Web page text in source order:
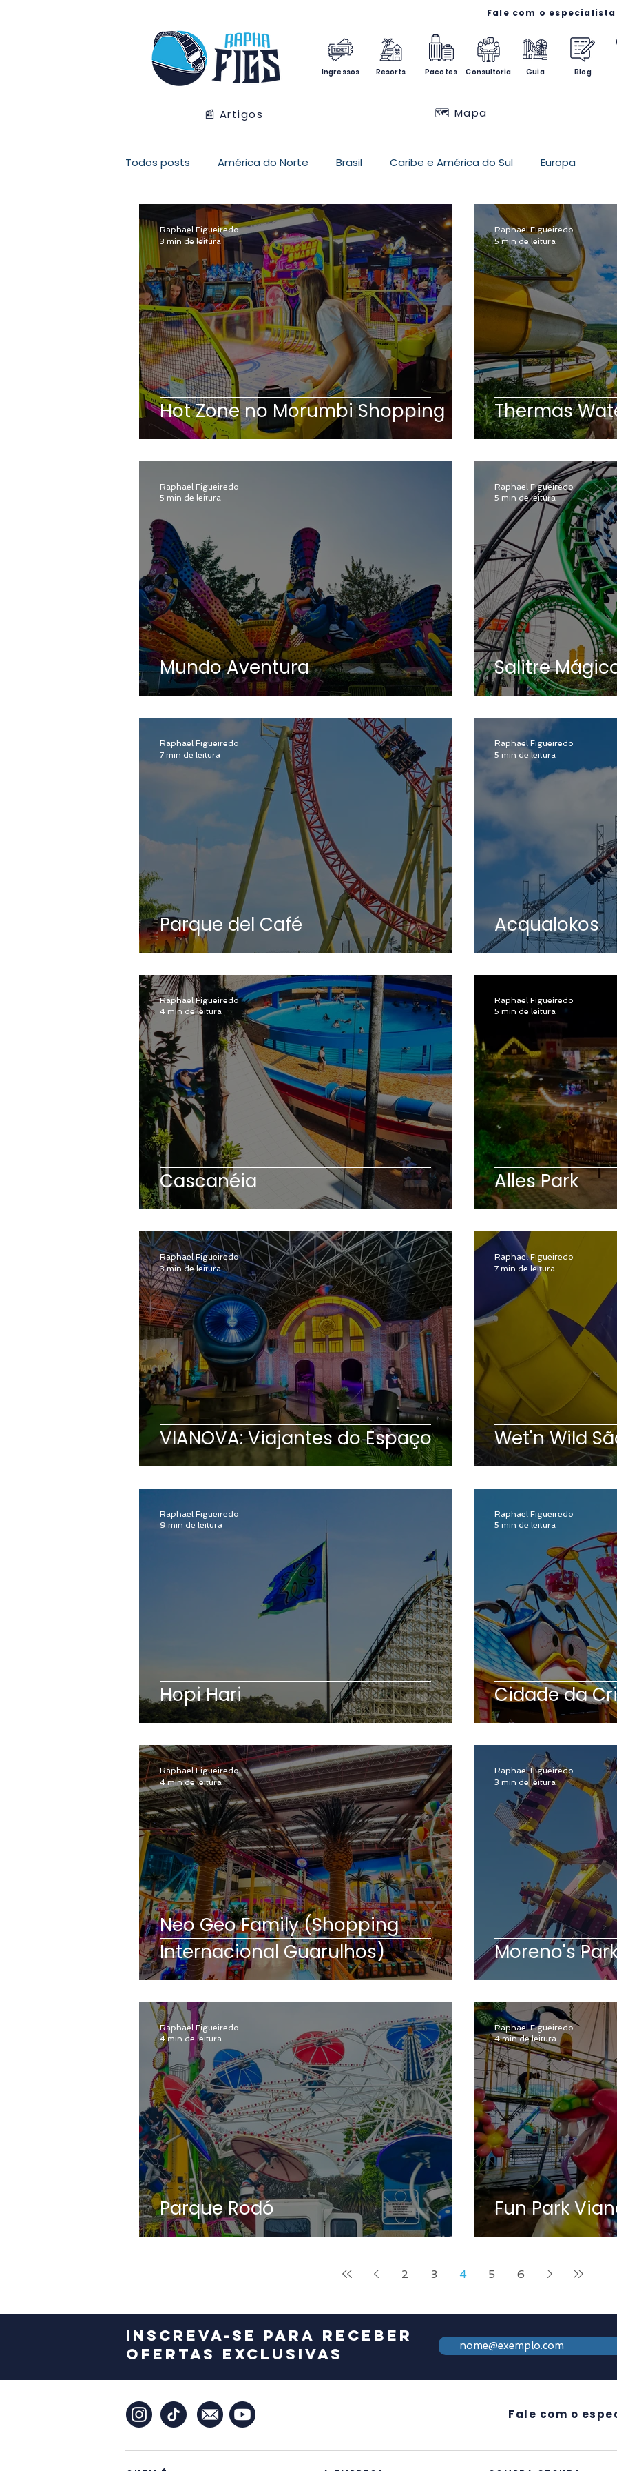
Ingressos Resorts Pacotes Consultoria Guia Blog
📰 Artigos 🗺️ Mapa
Todos posts América do Norte Brasil Caribe e América do Sul Europa
Hot Zone no Morumbi Shopping
Raphael Figueiredo
3 min de leitura
Thermas
Raphael Figueiredo
5 min de leitura
Mundo Aventura
Raphael Figueiredo
5 min de leitura
Salitre
Raphael Figueiredo
5 min de leitura
Parque del Café
Raphael Figueiredo
7 min de leitura
Acqualokos
Raphael Figueiredo
5 min de leitura
Cascanéia
Raphael Figueiredo
4 min de leitura
Alles Park
Raphael Figueiredo
5 min de leitura
VIANOVA: Viajantes do Espaço
Raphael Figueiredo
3 min de leitura
Wet'n Wild
Raphael Figueiredo
7 min de leitura
Hopi Hari
Raphael Figueiredo
9 min de leitura
Cidade da
Raphael Figueiredo
5 min de leitura
Neo Geo Family (Shopping
Internacional Guarulhos)
Raphael Figueiredo
4 min de leitura
Moreno's
Raphael Figueiredo
3 min de leitura
Parque Rodó
Raphael Figueiredo
4 min de leitura
Fun Park
Raphael Figueiredo
4 min de leitura
2 3 4 5 6
Inscreva-se para receber
ofertas exclusivas
Fale com o